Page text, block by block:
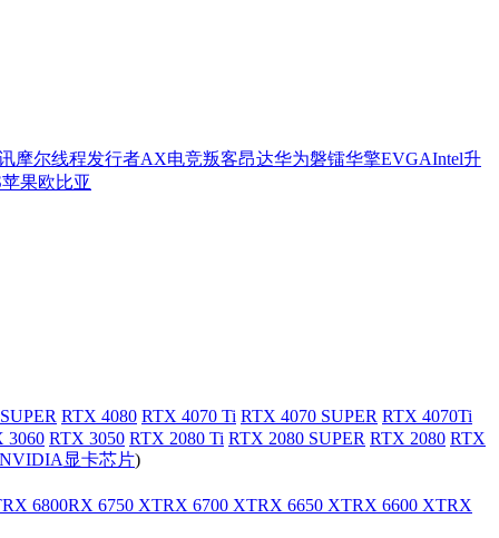
摩尔线程发行者AX电竞叛客昂达华为磐镭华擎EVGAIntel升
苹果欧比亚
RTX 4080 RTX 4070 Ti RTX 4070 SUPER RTX 4070Ti
3060 RTX 3050 RTX 2080 Ti RTX 2080 SUPER RTX 2080 RTX
显卡芯片)
RX 6800RX 6750 XTRX 6700 XTRX 6650 XTRX 6600 XTRX